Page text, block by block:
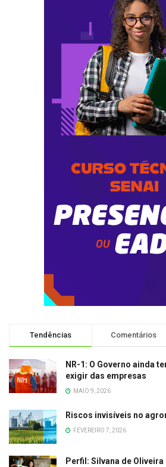
Tendências Comentários
NR-1: O Governo ainda
exigir das empresas
MAIO 9, 2026
Riscos invisíveis no
FEVEREIRO 7, 2026
Perfil: Silvana de Oliveira